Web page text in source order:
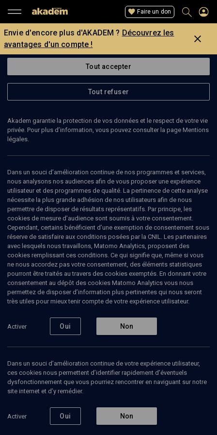
Faire un don
Envie d'encore plus d'AKADEM ? Découvrez les
avantages d'un compte !
Ajouter Partager J’aime
Abonnez-vous à notre newsletter
Société La rédaction
Tout accepter
Tout refuser
Akadem garantie la protection de vos données et le respect de votre vie
privée. Pour plus d’information, vous pouvez consulter la page Mentions
légales.
Dans un souci d’amélioration continue de nos programmes et services,
nous analysons nos audiences afin de vous proposer une expérience
utilisateur et des programmes de qualité. La pertinence de cette analyse
nécessite la plus grande adhésion de nos utilisateurs afin de nous
permettre de disposer de résultats représentatifs. Par principe, les
cookies de mesure d’audience sont soumis à votre consentement.
Cependant, certains bénéficient d’une exemption de consentement sous
réserve de satisfaire aux conditions posées par la CNIL. Les partenaires
avec lesquels nous travaillons, Matomo Analytics, proposent des
cookies remplissant ces conditions. Ce qui signifie que, même si vous
ne nous accordez pas votre consentement, des éléments statistiques
pourront être traités au travers des cookies exemptés. En donnant votre
consentement au dépôt des cookies Matomo Analytics vous nous
permettez de disposer d’information plus pertinentes qui nous seront
très utiles pour mieux tenir compte de votre expérience utilisateur.
Activer Oui Non
Dans un souci d’amélioration continue de votre expérience utilisateur,
ces cookies nous permettent d’identifier rapidement d’éventuels
dysfonctionnement que vous pourriez rencontrer en naviguant sur notre
site internet et d’y remédier.
Activer Oui Non